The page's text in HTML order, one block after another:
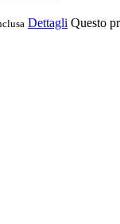
Dettagli Questo